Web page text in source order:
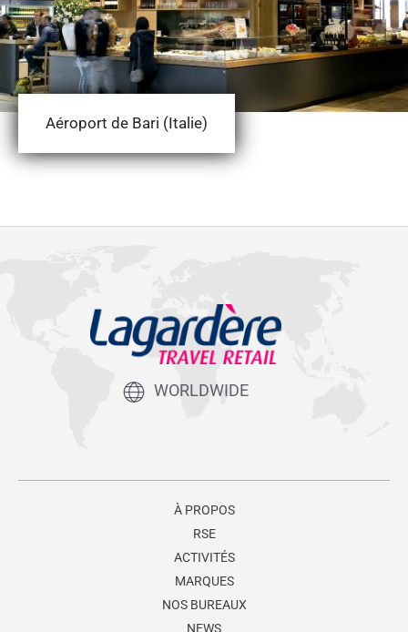
Aéroport de Bari (Italie)
WORLDWIDE
À PROPOS
RSE
ACTIVITÉS
MARQUES
NOS BUREAUX
NEWS